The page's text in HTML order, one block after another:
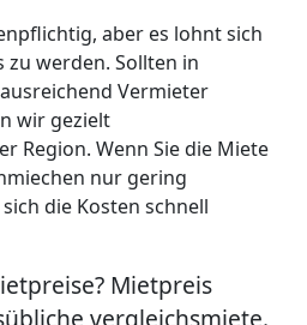
aber es lohnt sich
zu werden. Sollten in
Vermieter
wir gezielt
Region. Wenn Sie die Miete
nur gering
die Kosten schnell
Mietpreis
vergleichsmiete.